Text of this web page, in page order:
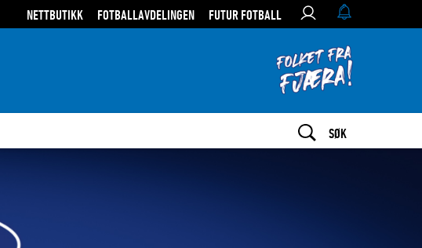
NETTBUTIKK FOTBALLAVDELINGEN FUTUR FOTBALL
SØK